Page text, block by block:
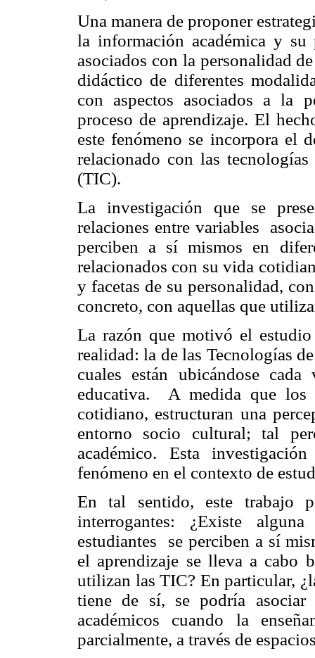
Una manera de proponer
la información académica y su
asociados con la personalidad
didáctico de diferentes
con aspectos asociados a la
proceso de aprendizaje. El
este fenómeno se incorpora el
relacionado con las
(TIC).
La investigación que se
relaciones entre variables
perciben a sí mismos en
relacionados con su vida
y facetas de su personalidad,
concreto, con aquellas que
La razón que motivó el
realidad: la de las Tecnologías
cuales están ubicándose
educativa.
A medida que los
cotidiano, estructuran una
entorno socio cultural; tal
académico. Esta investigación
fenómeno en el contexto de
En tal sentido, este trabajo
interrogantes: ¿Existe
estudiantes
se perciben a sí
el aprendizaje se lleva a cabo
utilizan las TIC? En particular,
tiene de sí, se podría asociar
académicos cuando la
parcialmente, a través de